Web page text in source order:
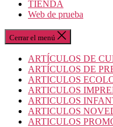
TIENDA
Web de prueba
Cerrar el menú
ARTÍCULOS DE
ARTÍCULOS DE
ARTICULOS
ARTICULOS
ARTICULOS
ARTICULOS
ARTICULOS